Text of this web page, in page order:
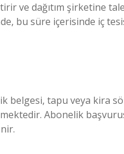
ve dağıtım şirketine
bu süre içerisinde iç
belgesi, tapu veya kira
Abonelik